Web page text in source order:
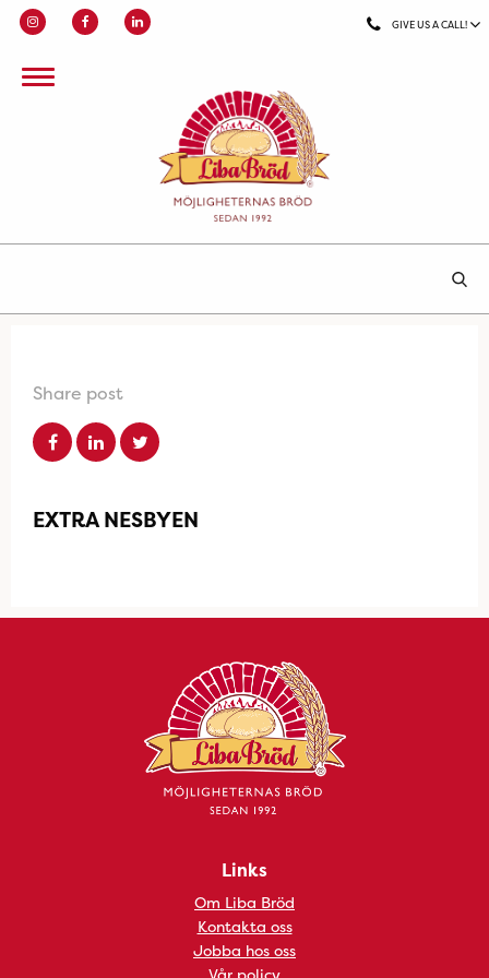
GIVE US A CALL!
Share post
EXTRA NESBYEN
Links
Om Liba Bröd
Kontakta oss
Jobba hos oss